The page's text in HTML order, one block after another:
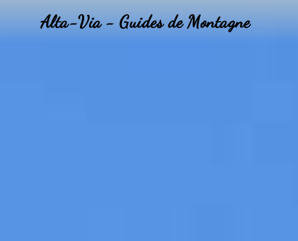
Alta-Via - Guides de Montagne